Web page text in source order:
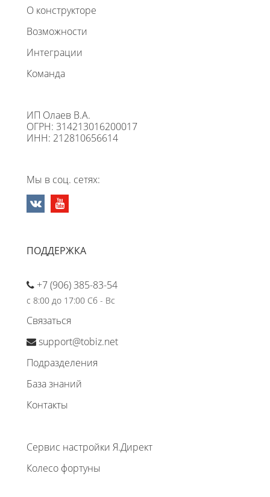
О конструкторе
Возможности
Интеграции
Команда
ИП Олаев В.А.
ОГРН: 314213016200017
ИНН: 212810656614
Мы в соц. сетях:
ПОДДЕРЖКА
+7 (906) 385-83-54
с 8:00 до 17:00 Сб - Вс
Связаться
support@tobiz.net
Подразделения
База знаний
Контакты
Сервис настройки Я.Директ
Колесо фортуны